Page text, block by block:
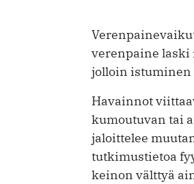
verenpaine laski
jolloin istuminen
Havainnot
kumoutuvan tai
jaloittelee
tutkimustietoa
keinon välttyä